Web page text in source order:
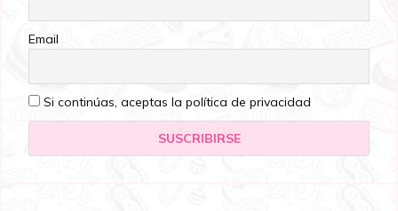
Email
Si continúas, aceptas la política de privacidad